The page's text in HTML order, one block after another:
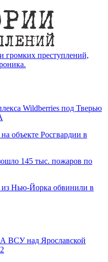
громких преступлений,
Wildberries под Тверью
объекте Росгвардии в
145 тыс. пожаров по
Нью-Йорка обвинили в
ВСУ над Ярославской